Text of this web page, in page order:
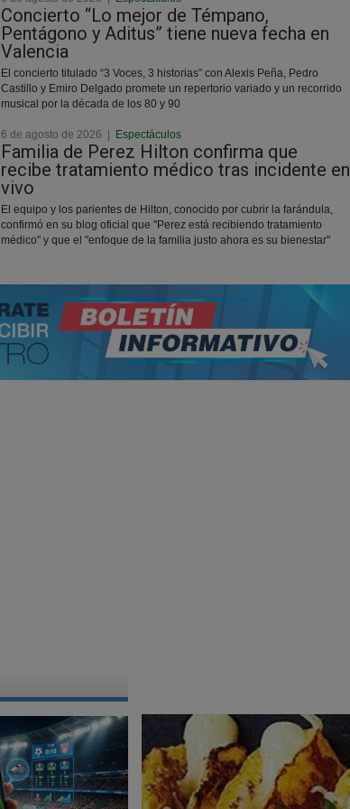
Concierto “Lo mejor de Témpano,
Pentágono y Aditus” tiene nueva fecha en
Valencia
El concierto titulado “3 Voces, 3 historias” con Alexis Peña, Pedro
Castillo y Emiro Delgado promete un repertorio variado y un recorrido
musical por la década de los 80 y 90
6 de agosto de 2026 | Espectáculos
Familia de Perez Hilton confirma que
recibe tratamiento médico tras incidente en
vivo
El equipo y los parientes de Hilton, conocido por cubrir la farándula,
confirmó en su blog oficial que "Perez está recibiendo tratamiento
médico" y que el "enfoque de la familia justo ahora es su bienestar"